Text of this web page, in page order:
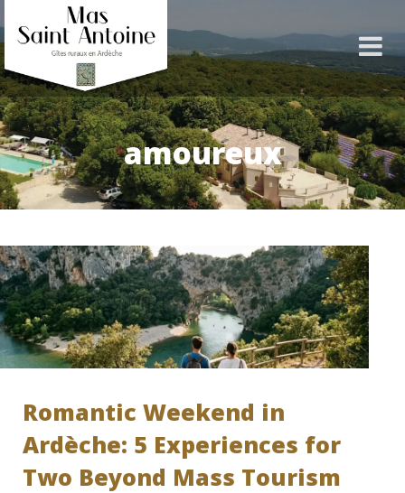
amoureux
Romantic Weekend in
Ardèche: 5 Experiences for
Two Beyond Mass Tourism